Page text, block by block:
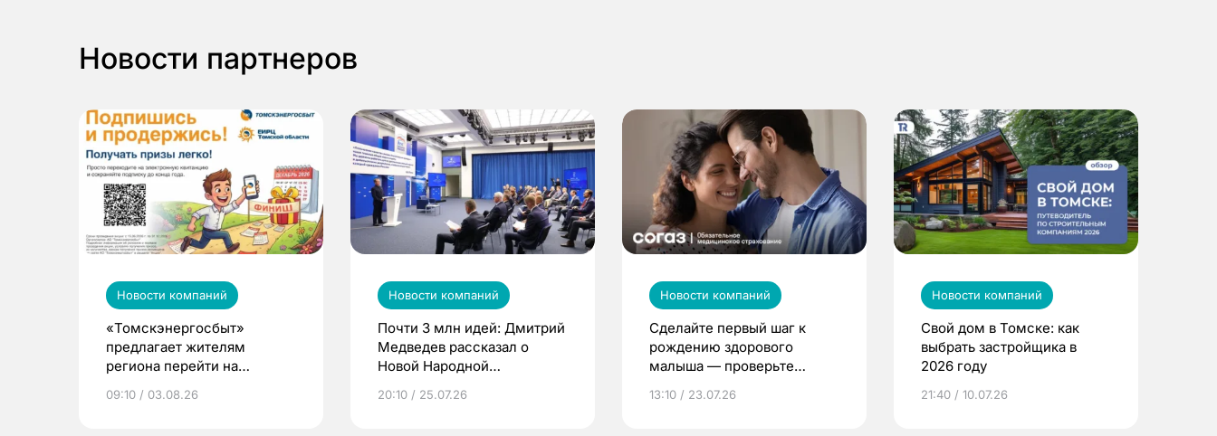
Новости партнеров
Новости компаний
«Томскэнергосбыт»
предлагает жителям
региона перейти на
выиграть призы
09:10 / 03.08.26
Новости компаний
Почти 3 млн идей: Дмитрий
Медведев рассказал о
Новой Народной
20:10 / 25.07.26
Новости компаний
Сделайте первый шаг к
рождению здорового
малыша — проверьте
по ОМС!
13:10 / 23.07.26
Новости компаний
Свой дом в Томске: как
выбрать застройщика в
2026 году
21:40 / 10.07.26